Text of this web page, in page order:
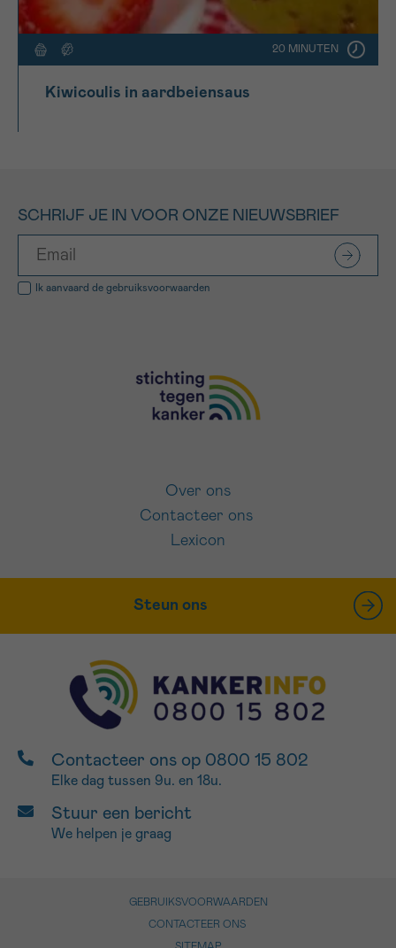
20 MINUTEN
Kiwicoulis in aardbeiensaus
SCHRIJF JE IN VOOR ONZE NIEUWSBRIEF
Ik aanvaard de gebruiksvoorwaarden
Over ons
Contacteer ons
Lexicon
Steun ons
Contacteer ons op 0800 15 802
Elke dag tussen 9u. en 18u.
Stuur een bericht
We helpen je graag
GEBRUIKSVOORWAARDEN
CONTACTEER ONS
SITEMAP